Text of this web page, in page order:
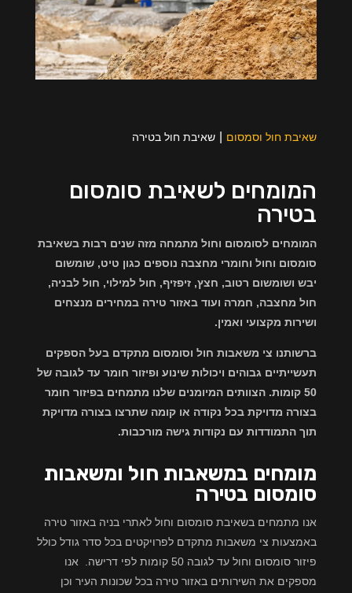
שאיבת חול וסמסום שאיבת חול בטירה
המומחים לשאיבת סומסום
בטירה
המומחים לסומסום וחול מתמחה מזה שנים רבות בשאיבת
סומסום וחול וחומרי מחצבה נוספים כגון טיט, שומשום
יבש ושומשום רטוב, חצץ, זיפזיף, חול למילוי, חול לבניה,
חול מחצבה, חמרה ועוד באזור טירה במחירים מנצחים
ושירות מקצועי ואמין.
ברשותנו צי משאבות חול וסומסום מתקדם בעל הספקים
תעשייתיים גבוהים ויכולות שינוע ופיזור חומר עד לגובה של
50 קומות. הצוותים המיומנים שלנו מתמחים בפיזור חומר
בצורה מדויקת בכל נקודה או קומה שתרצו בצורה מדויקת
תוך התמודדות עם נקודות גישה מורכבות.
מומחים במשאבות חול ומשאבות
סומסום בטירה
אנו מתמחים בשאיבת סומסום וחול לאתרי בניה באזור טירה
באמצעות צי משאבות מתקדם לפרויקטים בכל סדר גודל כולל
פיזור סומסום וחול עד לגובה 50 קומות לפי דרישה. אנו
מספקים את השירותים באזור טירה בכל שכונות העיר וכן